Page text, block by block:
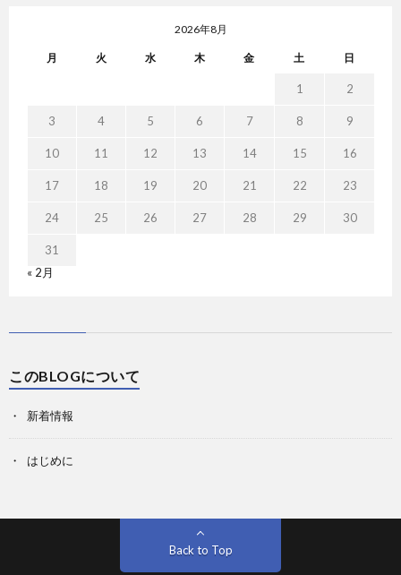
2026年8月
月 火 水 木 金 土 日
1 2
3 4 5 6 7 8 9
10 11 12 13 14 15 16
17 18 19 20 21 22 23
24 25 26 27 28 29 30
31
« 2月
このBLOGについて
新着情報
はじめに
Back to Top